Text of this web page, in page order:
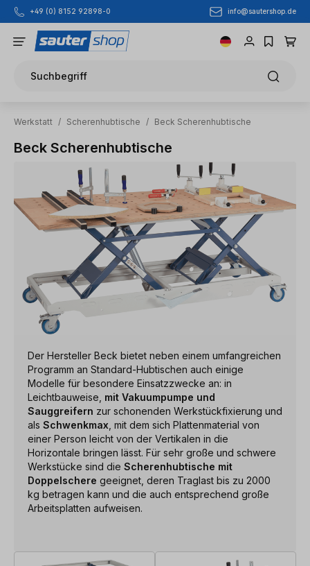
Zum Hauptinhalt springen
+49 (0) 8152 92898-0 info@sautershop.de
Suchbegriff
Werkstatt / Scherenhubtische / Beck Scherenhubtische
Beck Scherenhubtische
Der Hersteller Beck bietet neben einem umfangreichen
Programm an Standard-Hubtischen auch einige
Modelle für besondere Einsatzzwecke an: in
Leichtbauweise, mit Vakuumpumpe und
Sauggreifern zur schonenden Werkstückfixierung und
als Schwenkmax , mit dem sich Plattenmaterial von
einer Person leicht von der Vertikalen in die
Horizontale bringen lässt. Für sehr große und schwere
Werkstücke sind die Scherenhubtische mit
Doppelschere geeignet, deren Traglast bis zu 2000
kg betragen kann und die auch entsprechend große
Arbeitsplatten aufweisen.